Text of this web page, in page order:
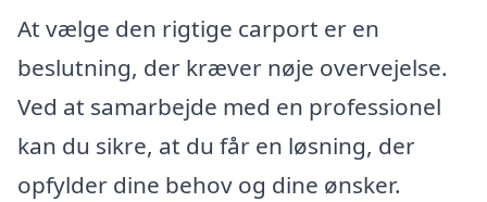
At vælge den rigtige carport er en
beslutning, der kræver nøje overvejelse.
Ved at samarbejde med en professionel
kan du sikre, at du får en løsning, der
opfylder dine behov og dine ønsker.